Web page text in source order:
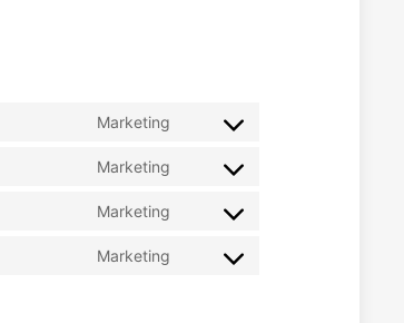
Marketing
Consent
service
Marketing
Consent
service
recaptcha
Marketing
Consent
service
Marketing
Consent